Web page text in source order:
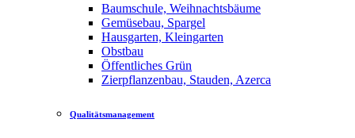
Baumschule, Weihnachtsbäume
Gemüsebau, Spargel
Hausgarten, Kleingarten
Obstbau
Öffentliches Grün
Zierpflanzenbau, Stauden, Azerca
Qualitätsmanagement